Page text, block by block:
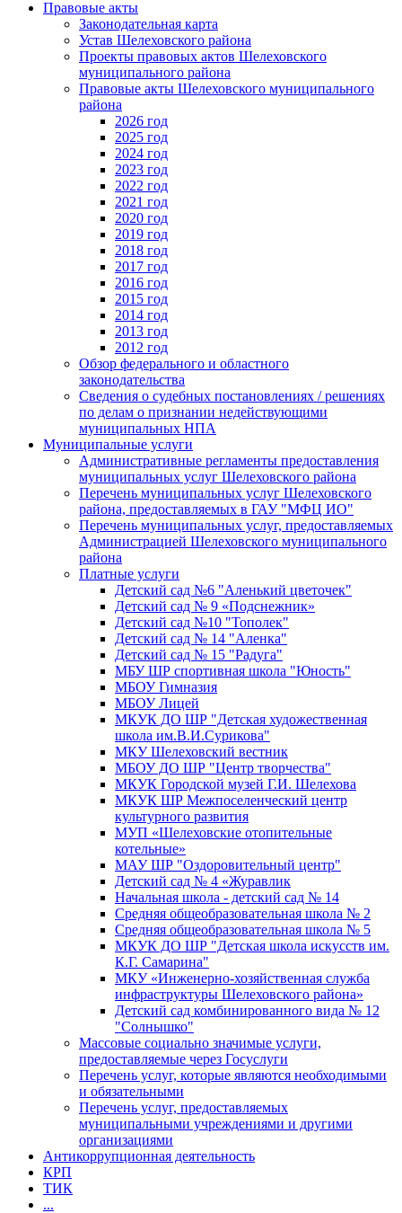
Правовые акты
Законодательная карта
Устав Шелеховского района
Проекты правовых актов Шелеховского
муниципального района
Правовые акты Шелеховского муниципального
района
2026 год
2025 год
2024 год
2023 год
2022 год
2021 год
2020 год
2019 год
2018 год
2017 год
2016 год
2015 год
2014 год
2013 год
2012 год
Обзор федерального и областного
законодательства
Сведения о судебных постановлениях / решениях
по делам о признании недействующими
муниципальных НПА
Муниципальные услуги
Административные регламенты предоставления
муниципальных услуг Шелеховского района
Перечень муниципальных услуг Шелеховского
района, предоставляемых в ГАУ "МФЦ ИО"
Перечень муниципальных услуг, предоставляемых
Администрацией Шелеховского муниципального
района
Платные услуги
Детский сад №6 "Аленький цветочек"
Детский сад № 9 «Подснежник»
Детский сад №10 "Тополек"
Детский сад № 14 "Аленка"
Детский сад № 15 "Радуга"
МБУ ШР спортивная школа "Юность"
МБОУ Гимназия
МБОУ Лицей
МКУК ДО ШР "Детская художественная
школа им.В.И.Сурикова"
МКУ Шелеховский вестник
МБОУ ДО ШР "Центр творчества"
МКУК Городской музей Г.И. Шелехова
МКУК ШР Межпоселенческий центр
культурного развития
МУП «Шелеховские отопительные
котельные»
МАУ ШР "Оздоровительный центр"
Детский сад № 4 «Журавлик
Начальная школа - детский сад № 14
Средняя общеобразовательная школа № 2
Средняя общеобразовательная школа № 5
МКУК ДО ШР "Детская школа искусств им.
К.Г. Самарина"
МКУ «Инженерно-хозяйственная служба
инфраструктуры Шелеховского района»
Детский сад комбинированного вида № 12
"Солнышко"
Массовые социально значимые услуги,
предоставляемые через Госуслуги
Перечень услуг, которые являются необходимыми
и обязательными
Перечень услуг, предоставляемых
муниципальными учреждениями и другими
организациями
Антикоррупционная деятельность
КРП
ТИК
...